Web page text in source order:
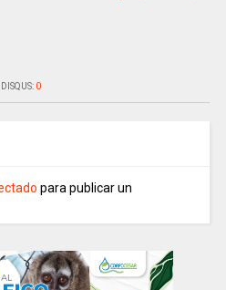
DISQUS: 0
para publicar un